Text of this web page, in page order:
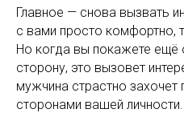
Главное — снова вызвать
с вами просто комфортно,
Но когда вы покажете
сторону, это вызовет
мужчина страстно
сторонами вашей личности.